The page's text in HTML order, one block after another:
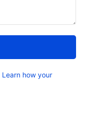
Learn how your